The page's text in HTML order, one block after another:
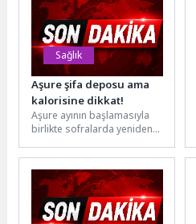
Sağlık
Aşure şifa deposu ama
kalorisine dikkat!
Aşure ayının başlamasıyla
birlikte sofralarda yeniden
Buğday, nohut, kuru fasulye,
kuru meyveler...